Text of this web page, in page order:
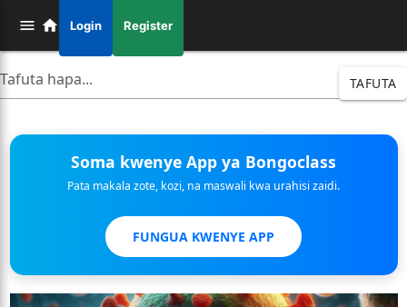
Login Register
TAFUTA
Soma kwenye App ya Bongoclass
Pata makala zote, kozi, na maswali kwa urahisi zaidi.
FUNGUA KWENYE APP